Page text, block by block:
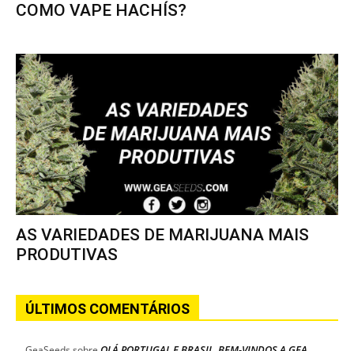
COMO VAPE HACHÍS?
AS VARIEDADES DE MARIJUANA MAIS
PRODUTIVAS
ÚLTIMOS COMENTÁRIOS